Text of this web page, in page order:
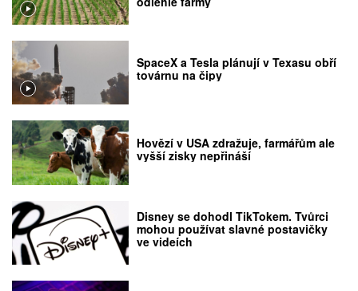
SpaceX a Tesla plánují v Texasu obří
továrnu na čipy
Hovězí v USA zdražuje, farmářům ale
vyšší zisky nepřináší
Disney se dohodl TikTokem. Tvůrci
mohou používat slavné postavičky
ve videích